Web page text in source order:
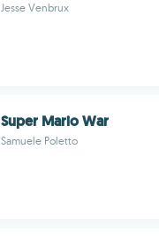
Jesse Venbrux
Super Mario War
Samuele Poletto